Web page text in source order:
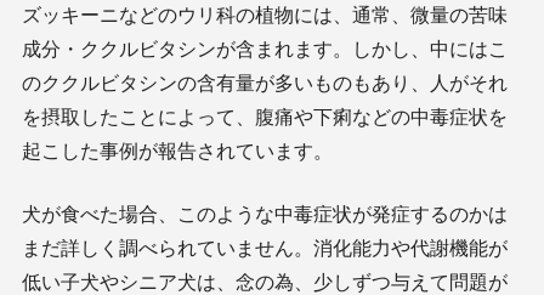
ズッキーニなどのウリ科の植物には、通常、微量の苦味
成分・ククルビタシンが含まれます。しかし、中にはこ
のククルビタシンの含有量が多いものもあり、人がそれ
を摂取したことによって、腹痛や下痢などの中毒症状を
起こした事例が報告されています。
犬が食べた場合、このような中毒症状が発症するのかは
まだ詳しく調べられていません。消化能力や代謝機能が
低い子犬やシニア犬は、念の為、少しずつ与えて問題が